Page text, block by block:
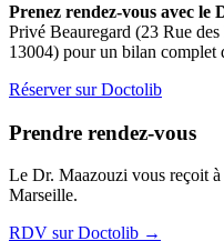
Prenez rendez-vous avec le
Privé Beauregard (23 Rue
13004) pour un bilan complet
Réserver sur Doctolib
Prendre rendez-vous
Le Dr. Maazouzi vous reçoit
Marseille.
RDV sur Doctolib →